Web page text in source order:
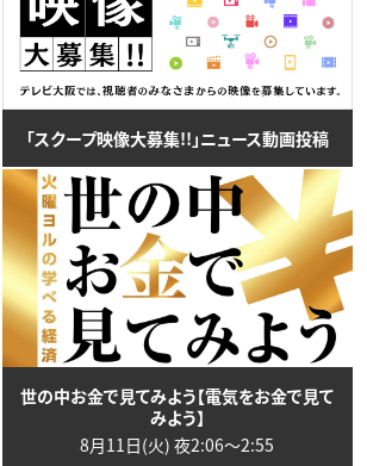
「スクープ映像大募集!!」ニュース動画投稿
世の中お金で見てみよう【電気をお金で見て
みよう】
8月11日(火) 夜2:06〜2:55